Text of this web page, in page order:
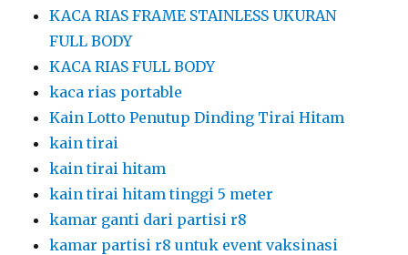
KACA RIAS FRAME STAINLESS UKURAN
FULL BODY
KACA RIAS FULL BODY
kaca rias portable
Kain Lotto Penutup Dinding Tirai Hitam
kain tirai
kain tirai hitam
kain tirai hitam tinggi 5 meter
kamar ganti dari partisi r8
kamar partisi r8 untuk event vaksinasi